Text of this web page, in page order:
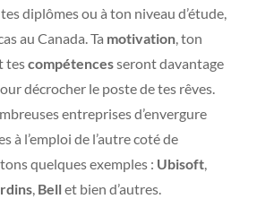
diplômes ou à ton niveau d’étude,
au Canada. Ta motivation, ton
tescompétencesseront davantage
décrocher le poste de tes rêves.
entreprises d’envergure
à l’emploi de l’autre coté de
quelques exemples : Ubisoft,
, Bellet bien d’autres.